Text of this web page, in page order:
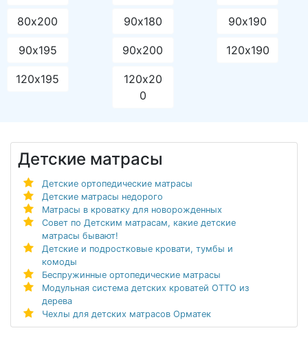
80х200 90х180 90х190
90х195 90х200 120х190
120х195
120х20
0
Детские матрасы
Детские ортопедические матрасы
Детские матрасы недорого
Матрасы в кроватку для новорожденных
Совет по Детским матрасам, какие детские
матрасы бывают!
Детские и подростковые кровати, тумбы и
комоды
Беспружинные ортопедические матрасы
Модульная система детских кроватей ОТТО из
дерева
Чехлы для детских матрасов Орматек